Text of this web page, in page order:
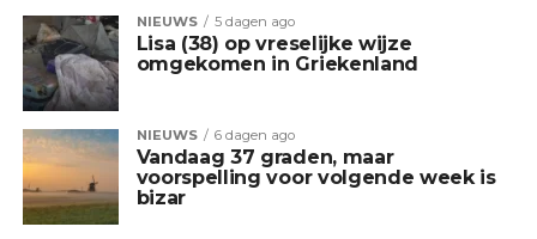
NIEUWS 5 dagen ago
Lisa (38) op vreselijke wijze
omgekomen in Griekenland
NIEUWS 6 dagen ago
Vandaag 37 graden, maar
voorspelling voor volgende week is
bizar